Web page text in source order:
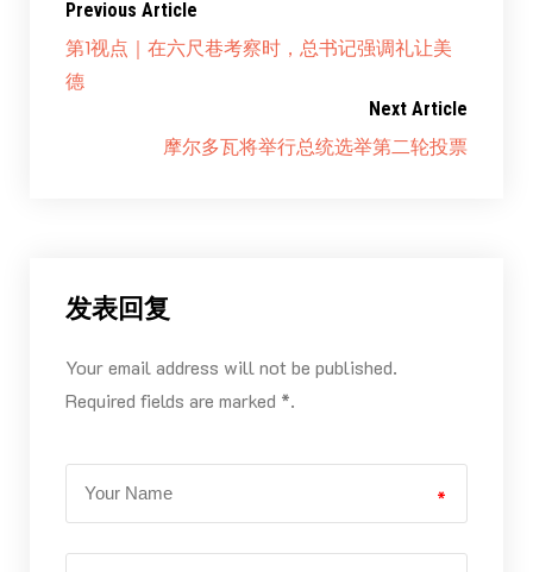
Previous Article
第1视点｜在六尺巷考察时，总书记强调礼让美
德
Next Article
摩尔多瓦将举行总统选举第二轮投票
发表回复
Your email address will not be published.
Required fields are marked *.
*